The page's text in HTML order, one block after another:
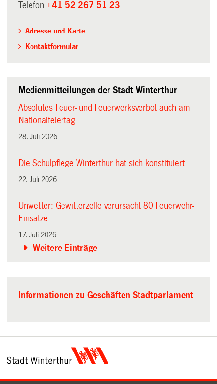
Telefon+41 52 267 51 23
Adresse und Karte
Kontaktformular
Medienmitteilungen der Stadt Winterthur
Absolutes Feuer- und Feuerwerksverbot auch am
Nationalfeiertag
28. Juli 2026
Die Schulpflege Winterthur hat sich konstituiert
22. Juli 2026
Unwetter: Gewitterzelle verursacht 80 Feuerwehr-
Einsätze
17. Juli 2026
Weitere Einträge
Informationen zu Geschäften Stadtparlament